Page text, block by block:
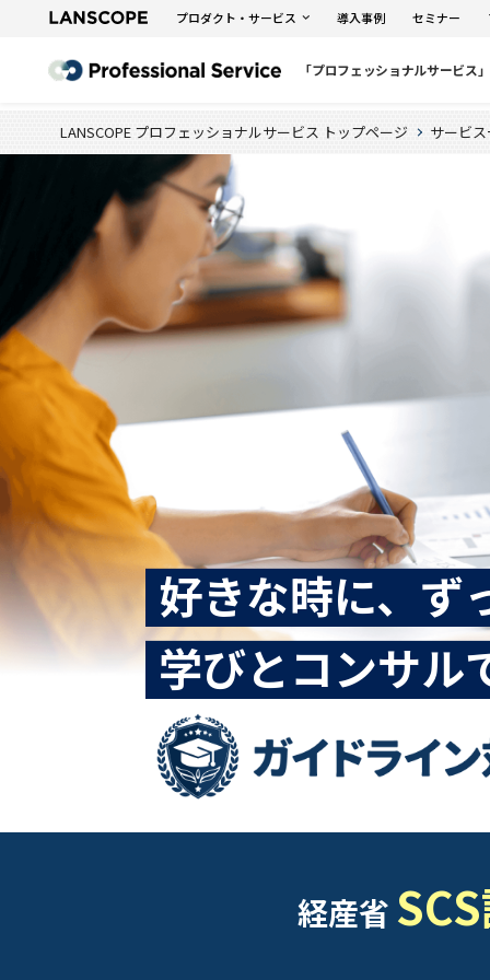
プロダクト・サービス 導入事例 セミナー
「プロフェッショナルサービス
LANSCOPE プロフェッショナルサービス トップページ サービ
好きな時に、ず
学びとコンサル
経産省